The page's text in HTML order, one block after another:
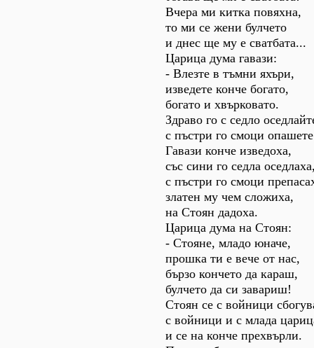
Вчера ми китка повяхна,
то ми се жени булчето
и днес ще му е сватбата...
Царица дума гавази:
- Влезте в тъмни яхъри,
изведете конче богато,
богато и хвърковато.
Здраво го с седло
с пъстри го смоци
Гавази конче изведоха,
със сини го седла
с пъстри го смоци
златен му чем сложиха,
на Стоян дадоха.
Царица дума на Стоян:
- Стояне, младо юначе,
прошка ти е вече от нас,
бързо кончето да караш,
булчето да си завариш!
Стоян се с войници
с войници и с млада
и се на конче прехвърли.